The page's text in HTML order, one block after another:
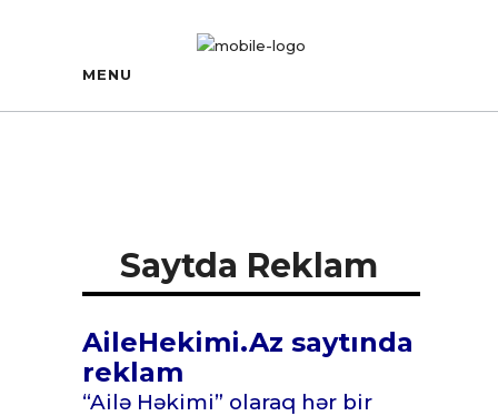
MENU
Saytda Reklam
AileHekimi.Az saytında
reklam
“Ailə Həkimi” olaraq hər bir